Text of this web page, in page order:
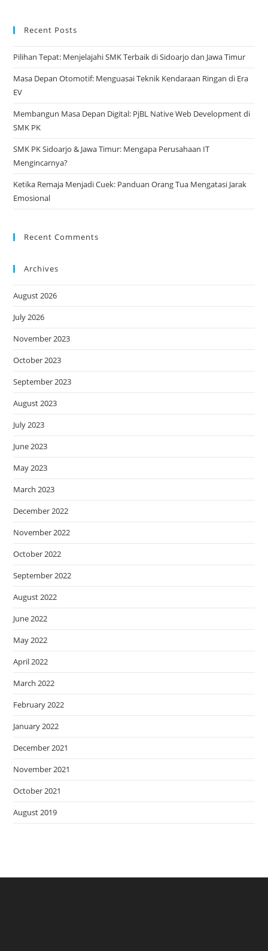
Recent Posts
Pilihan Tepat: Menjelajahi SMK Terbaik di Sidoarjo dan Jawa Timur
Masa Depan Otomotif: Menguasai Teknik Kendaraan Ringan di Era
EV
Membangun Masa Depan Digital: PjBL Native Web Development di
SMK PK
SMK PK Sidoarjo & Jawa Timur: Mengapa Perusahaan IT
Mengincarnya?
Ketika Remaja Menjadi Cuek: Panduan Orang Tua Mengatasi Jarak
Emosional
Recent Comments
Archives
August 2026
July 2026
November 2023
October 2023
September 2023
August 2023
July 2023
June 2023
May 2023
March 2023
December 2022
November 2022
October 2022
September 2022
August 2022
June 2022
May 2022
April 2022
March 2022
February 2022
January 2022
December 2021
November 2021
October 2021
August 2019